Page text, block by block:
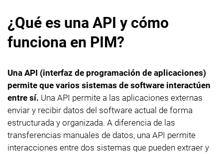
¿Qué es una API y cómo
funciona en PIM?
Una API (interfaz de programación de aplicaciones)
permite que varios sistemas de software interactúen
entre sí. Una API permite a las aplicaciones externas
enviar y recibir datos del software actual de forma
estructurada y organizada. A diferencia de las
transferencias manuales de datos, una API permite
interacciones entre dos sistemas que pueden extraer y